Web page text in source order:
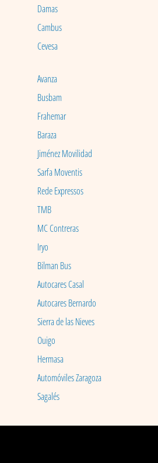
Damas
Cambus
Cevesa
Avanza
Busbam
Frahemar
Baraza
Jiménez Movilidad
Sarfa Moventis
Rede Expressos
TMB
MC Contreras
Iryo
Bilman Bus
Autocares Casal
Autocares Bernardo
Sierra de las Nieves
Ouigo
Hermasa
Automóviles Zaragoza
Sagalés